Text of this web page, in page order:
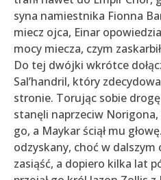
syna namiestnika Fionna
miecz ojca, Einar
mocy miecza, czym
Do tej dwójki wkrótce
Sal’handril, który
stronie. Torując sobie
stanęli naprzeciw
go, a Maykar ściął mu
odzyskany, choć w dalszym
zasiąść, a dopiero kilka lat